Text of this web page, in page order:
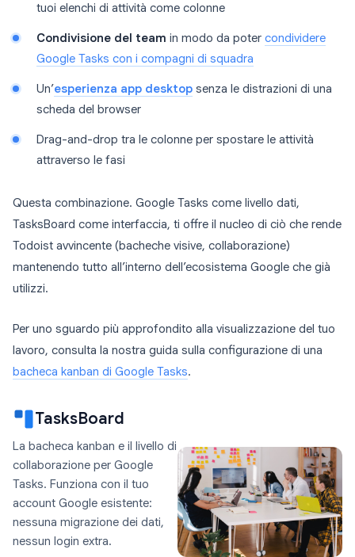
tuoi elenchi di attività come colonne
Condivisione del team in modo da poter condividere
Google Tasks con i compagni di squadra
Un’esperienza app desktop senza le distrazioni di una
scheda del browser
Drag-and-drop tra le colonne per spostare le attività
attraverso le fasi
Questa combinazione. Google Tasks come livello dati,
TasksBoard come interfaccia, ti offre il nucleo di ciò che rende
Todoist avvincente (bacheche visive, collaborazione)
mantenendo tutto all’interno dell’ecosistema Google che già
utilizzi.
Per uno sguardo più approfondito alla visualizzazione del tuo
lavoro, consulta la nostra guida sulla configurazione di una
bacheca kanban di Google Tasks.
TasksBoard
La bacheca kanban e il livello di
collaborazione per Google
Tasks. Funziona con il tuo
account Google esistente:
nessuna migrazione dei dati,
nessun login extra.